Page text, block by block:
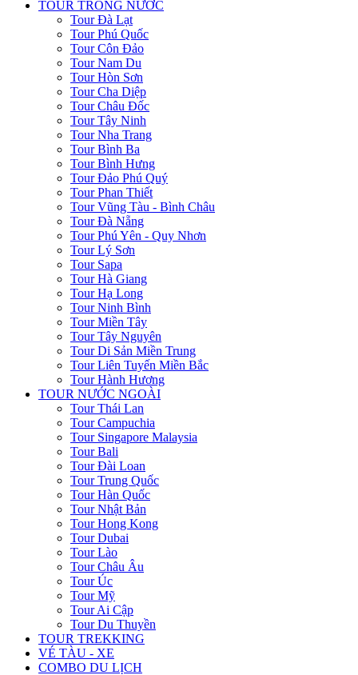
TOUR TRONG NƯỚC
Tour Đà Lạt
Tour Phú Quốc
Tour Côn Đảo
Tour Nam Du
Tour Hòn Sơn
Tour Cha Diệp
Tour Châu Đốc
Tour Tây Ninh
Tour Nha Trang
Tour Bình Ba
Tour Bình Hưng
Tour Đảo Phú Quý
Tour Phan Thiết
Tour Vũng Tàu - Bình Châu
Tour Đà Nẵng
Tour Phú Yên - Quy Nhơn
Tour Lý Sơn
Tour Sapa
Tour Hà Giang
Tour Hạ Long
Tour Ninh Bình
Tour Miền Tây
Tour Tây Nguyên
Tour Di Sản Miền Trung
Tour Liên Tuyến Miền Bắc
Tour Hành Hương
TOUR NƯỚC NGOÀI
Tour Thái Lan
Tour Campuchia
Tour Singapore Malaysia
Tour Bali
Tour Đài Loan
Tour Trung Quốc
Tour Hàn Quốc
Tour Nhật Bản
Tour Hong Kong
Tour Dubai
Tour Lào
Tour Châu Âu
Tour Úc
Tour Mỹ
Tour Ai Cập
Tour Du Thuyền
TOUR TREKKING
VÉ TÀU - XE
COMBO DU LỊCH